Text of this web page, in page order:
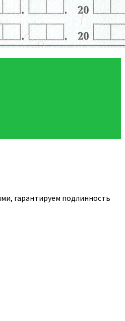
гарантируем подлинность